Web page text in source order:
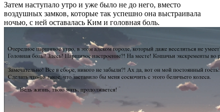
Затем наступало утро и уже было не до него, вместо
воздушных замков, которые так успешно она выстраивала
ночью, с ней оставалась Ким и головная боль.